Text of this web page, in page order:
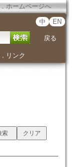
． ホームページへ
中 EN
戻る
． リンク